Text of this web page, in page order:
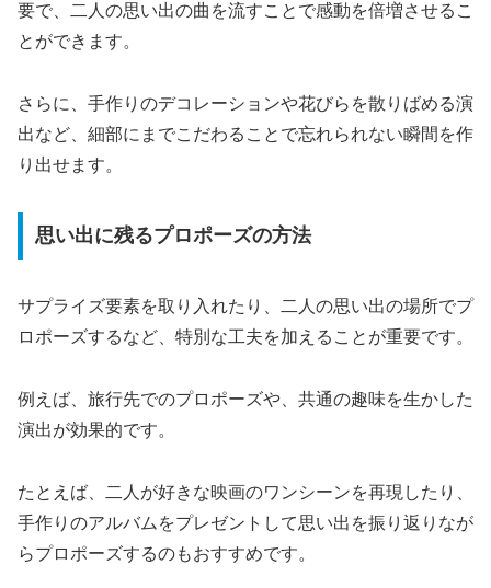
要で、二人の思い出の曲を流すことで感動を倍増させるこ
とができます。
さらに、手作りのデコレーションや花びらを散りばめる演
出など、細部にまでこだわることで忘れられない瞬間を作
り出せます。
思い出に残るプロポーズの方法
サプライズ要素を取り入れたり、二人の思い出の場所でプ
ロポーズするなど、特別な工夫を加えることが重要です。
例えば、旅行先でのプロポーズや、共通の趣味を生かした
演出が効果的です。
たとえば、二人が好きな映画のワンシーンを再現したり、
手作りのアルバムをプレゼントして思い出を振り返りなが
らプロポーズするのもおすすめです。